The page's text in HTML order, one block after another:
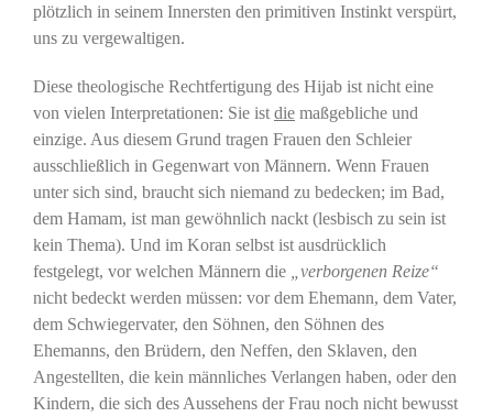
plötzlich in seinem Innersten den primitiven Instinkt verspürt,
uns zu vergewaltigen.
Diese theologische Rechtfertigung des Hijab ist nicht eine
von vielen Interpretationen: Sie ist diemaßgebliche und
einzige. Aus diesem Grund tragen Frauen den Schleier
ausschließlich in Gegenwart von Männern. Wenn Frauen
unter sich sind, braucht sich niemand zu bedecken; im Bad,
dem Hamam, ist man gewöhnlich nackt (lesbisch zu sein ist
kein Thema). Und im Koran selbst ist ausdrücklich
festgelegt, vor welchen Männern die
„verborgenen Reize“
nicht bedeckt werden müssen: vor dem Ehemann, dem Vater,
dem Schwiegervater, den Söhnen, den Söhnen des
Ehemanns, den Brüdern, den Neffen, den Sklaven, den
Angestellten, die kein männliches Verlangen haben, oder den
Kindern, die sich des Aussehens der Frau noch nicht bewusst